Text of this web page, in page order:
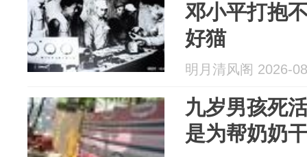
邓小平打抱
好猫
明月清风阁 2026-
九岁男孩死
是为帮奶奶